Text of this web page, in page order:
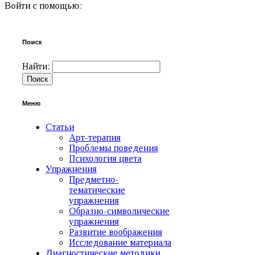
Войти с помощью:
Поиск
Найти:
Меню
Статьи
Арт-терапия
Проблемы поведения
Психология цвета
Упражнения
Предметно-
тематические
упражнения
Образно-символические
упражнения
Развитие воображения
Исследование материала
Диагностические методики